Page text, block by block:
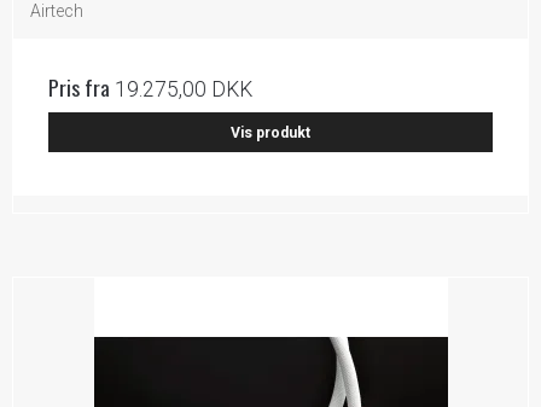
Airtech
Pris fra 19.275,00 DKK
Vis produkt